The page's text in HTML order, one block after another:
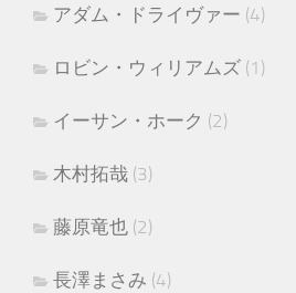
アダム・ドライヴァー (4)
ロビン・ウィリアムズ (1)
イーサン・ホーク (2)
木村拓哉 (3)
藤原竜也 (2)
長澤まさみ (4)